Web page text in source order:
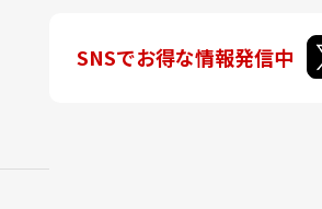
SNSでお得な情報発信中